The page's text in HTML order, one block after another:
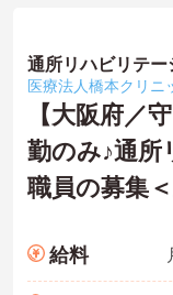
通所リハビリテー
医療法人橋本クリニ
【大阪府／
勤のみ♪通所
職員の募集
給料